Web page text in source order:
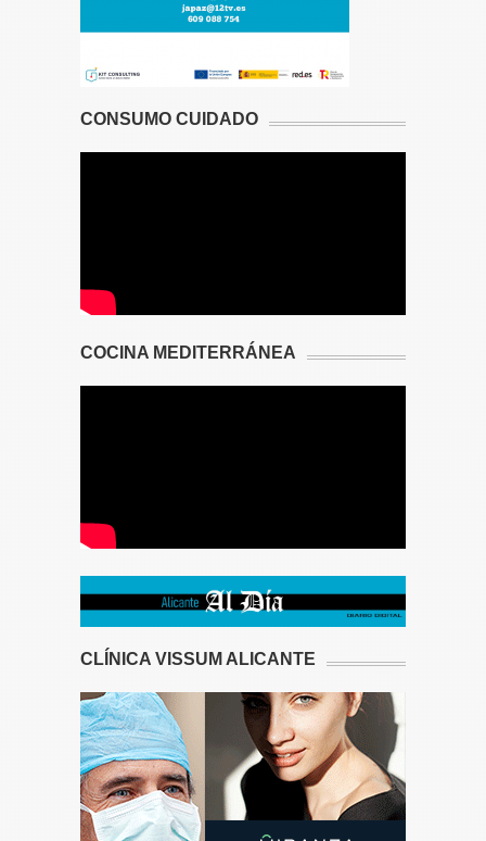
CONSUMO CUIDADO
COCINA MEDITERRÁNEA
CLÍNICA VISSUM ALICANTE